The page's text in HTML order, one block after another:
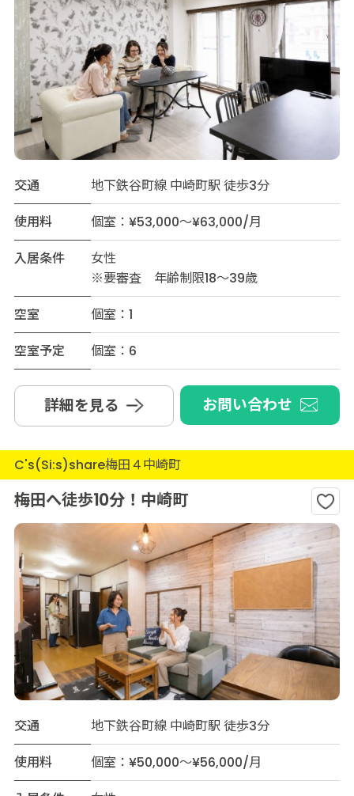
交通
地下鉄谷町線 中崎町駅 徒歩3分
使用料
個室：¥53,000～¥63,000/月
入居条件
女性
※要審査 年齢制限18～39歳
空室
個室：1
空室予定
個室：6
詳細を見る お問い合わせ
C's(Si:s)share梅田４中崎町
梅田へ徒歩10分！中崎町
交通
地下鉄谷町線 中崎町駅 徒歩3分
使用料
個室：¥50,000～¥56,000/月